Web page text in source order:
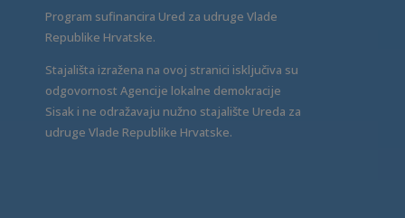
Program sufinancira Ured za udruge Vlade
Republike Hrvatske.
Stajališta izražena na ovoj stranici isključiva su
odgovornost Agencije lokalne demokracije
Sisak i ne odražavaju nužno stajalište Ureda za
udruge Vlade Republike Hrvatske.